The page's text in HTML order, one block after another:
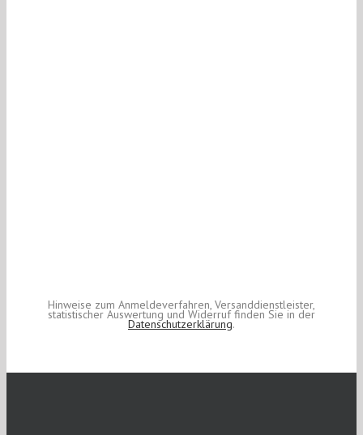
Hinweise zum Anmeldeverfahren, Versanddienstleister,
statistischer Auswertung und Widerruf finden Sie in der
Datenschutzerklärung.